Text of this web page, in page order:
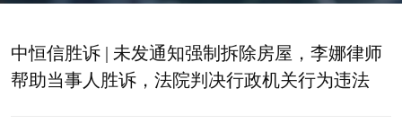
中恒信胜诉 | 未发通知强制拆除房屋，李娜律师
帮助当事人胜诉，法院判决行政机关行为违法